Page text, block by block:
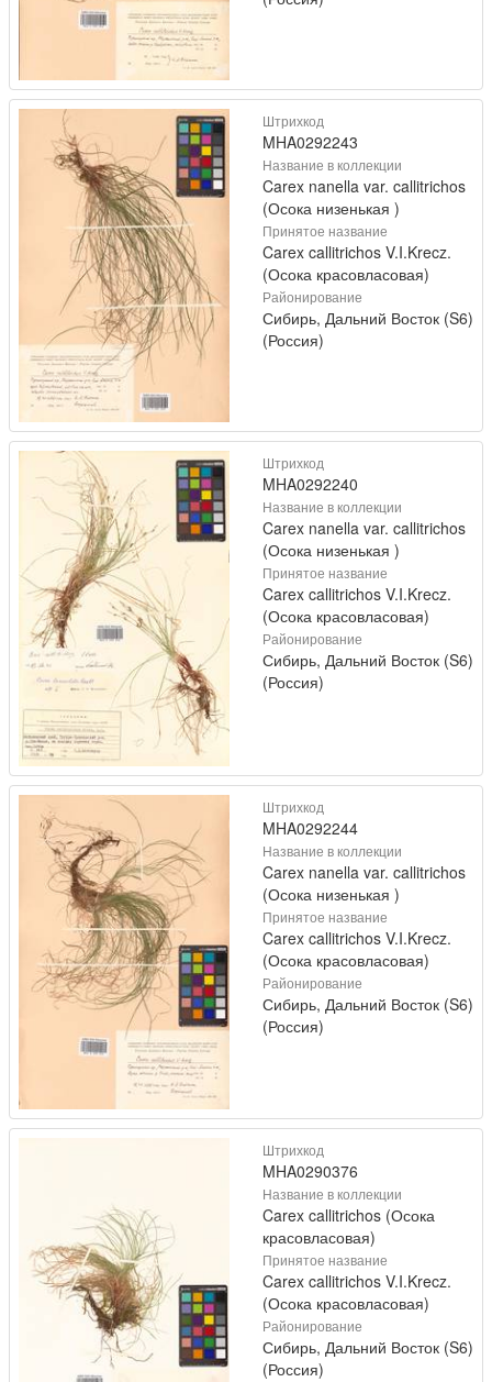
Штрихкод
MHA0292243
Название в коллекции
Carex nanella var. callitrichos
(Осока низенькая )
Принятое название
Carex callitrichos V.I.Krecz.
(Осока красовласовая)
Районирование
Сибирь, Дальний Восток (S6)
(Россия)
Штрихкод
MHA0292240
Название в коллекции
Carex nanella var. callitrichos
(Осока низенькая )
Принятое название
Carex callitrichos V.I.Krecz.
(Осока красовласовая)
Районирование
Сибирь, Дальний Восток (S6)
(Россия)
Штрихкод
MHA0292244
Название в коллекции
Carex nanella var. callitrichos
(Осока низенькая )
Принятое название
Carex callitrichos V.I.Krecz.
(Осока красовласовая)
Районирование
Сибирь, Дальний Восток (S6)
(Россия)
Штрихкод
MHA0290376
Название в коллекции
Carex callitrichos (Осока
красовласовая)
Принятое название
Carex callitrichos V.I.Krecz.
(Осока красовласовая)
Районирование
Сибирь, Дальний Восток (S6)
(Россия)